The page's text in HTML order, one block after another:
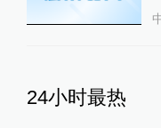
24小时最热